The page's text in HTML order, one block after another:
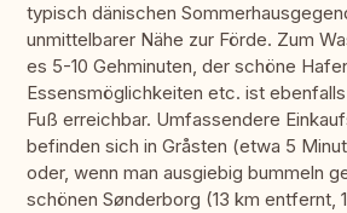
typisch dänischen
unmittelbarer Nähe zur Förde. Zum
es 5-10 Gehminuten, der schöne
Essensmöglichkeiten etc. ist
Fuß erreichbar. Umfassendere
befinden sich in Gråsten (etwa 5
oder, wenn man ausgiebig bummeln
schönen Sønderborg (13 km entfernt,